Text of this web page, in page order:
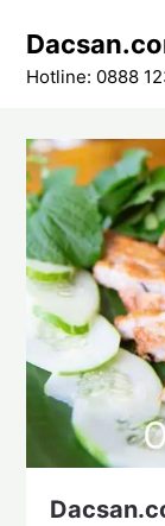
content
Hotline: 0888